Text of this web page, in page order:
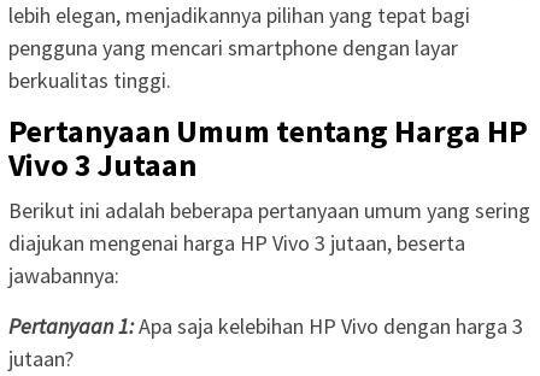
lebih elegan, menjadikannya pilihan yang tepat bagi
pengguna yang mencari smartphone dengan layar
berkualitas tinggi.
Pertanyaan Umum tentang Harga HP
Vivo 3 Jutaan
Berikut ini adalah beberapa pertanyaan umum yang sering
diajukan mengenai harga HP Vivo 3 jutaan, beserta
jawabannya:
Pertanyaan 1:Apa saja kelebihan HP Vivo dengan harga 3
jutaan?